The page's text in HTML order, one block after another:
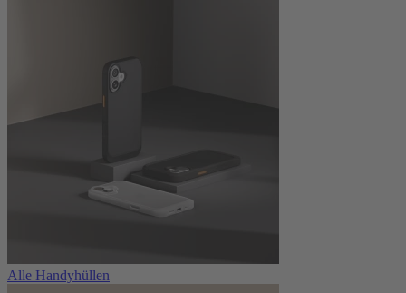
Alle Handyhüllen